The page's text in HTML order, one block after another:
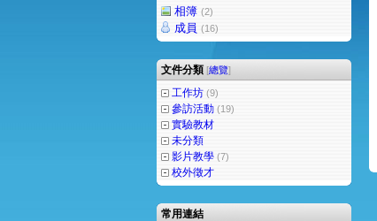
相簿 (2)
成員 (16)
文件分類 [總覽]
工作坊 (9)
參訪活動 (19)
實驗教材
未分類
影片教學 (7)
校外徵才
常用連結